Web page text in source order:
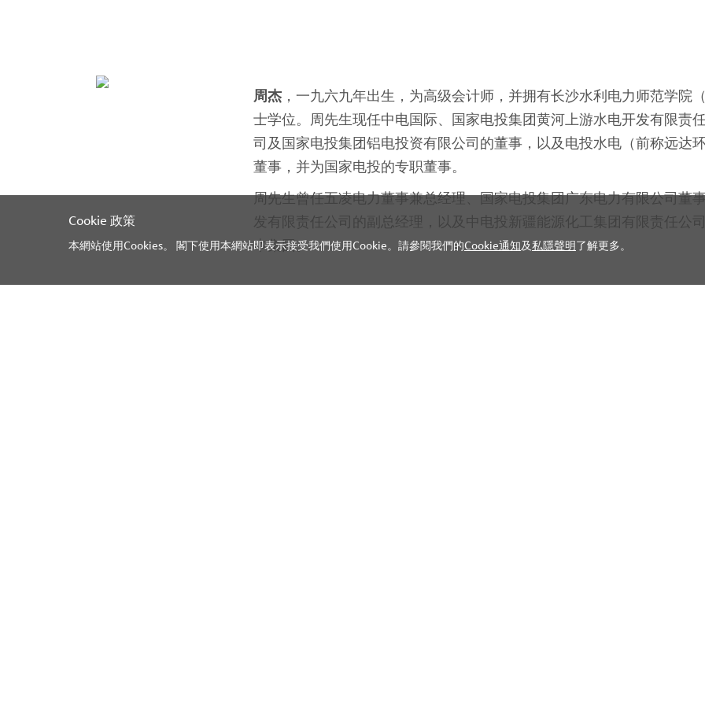
Cookie 政策
本網站使用Cookies。 閣下使用本網站即表示接受我們使用Cookie。請參閱我們的Cookie通知及私隱聲明了解更多。